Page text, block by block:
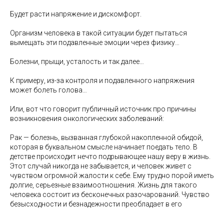
Будет расти напряжение и дискомфорт.
Организм человека в такой ситуации будет пытаться
вымещать эти подавленные эмоции через физику…
Болезни, прыщи, усталость и так далее…
К примеру, из-за контроля и подавленного напряжения
может болеть голова…
Или, вот что говорит публичный источник про причины
возникновения онкологических заболеваний:
Рак — болезнь, вызванная глубокой накопленной обидой,
которая в буквальном смысле начинает поедать тело. В
детстве происходит нечто подрывающее нашу веру в жизнь.
Этот случай никогда не забывается, и человек живет с
чувством огромной жалости к себе. Ему трудно порой иметь
долгие, серьезные взаимоотношения. Жизнь для такого
человека состоит из бесконечных разочарований. Чувство
безысходности и безнадежности преобладает в его